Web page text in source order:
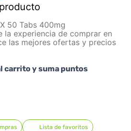
50 Tabs 400mg
la experiencia de comprar en
las mejores ofertas y precios
carrito y suma puntos
Lista de favoritos